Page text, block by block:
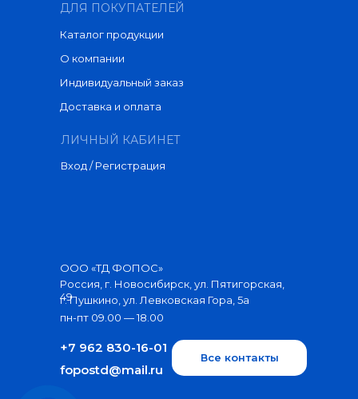
ДЛЯ ПОКУПАТЕЛЕЙ
Каталог продукции
Доставка и оплата
ЛИЧНЫЙ КАБИНЕТ
Вход / Регистрация
О компании
fopostd@mail.ru
+7 962 830-16-01
пн-пт 09.00 — 18.00
Индивидуальный заказ
Все контакты
Россия, г. Новосибирск, ул. Пятигорская,
49
г. Пушкино, ул. Левковская Гора, 5а
ООО «ТД ФОПОС»